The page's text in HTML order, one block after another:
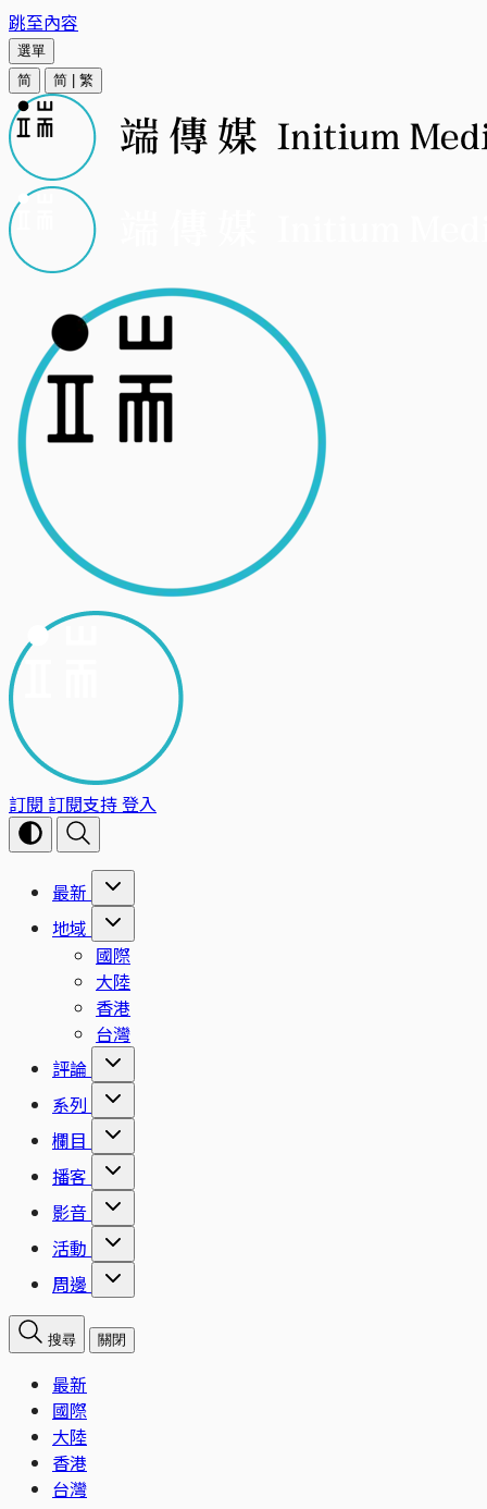
跳至內容
選單
简
简 繁
訂閱 訂閱支持登入
最新
地域
國際
大陸
香港
台灣
評論
系列
欄目
播客
影音
活動
周邊
搜尋 關閉
最新
國際
大陸
香港
台灣